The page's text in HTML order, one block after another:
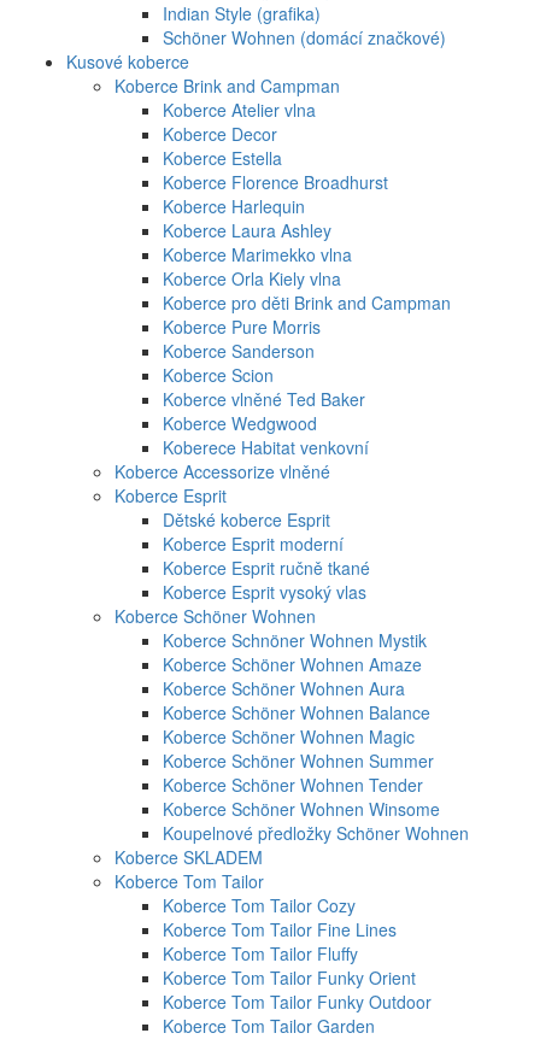
Indian Style (grafika)
Schöner Wohnen (domácí značkové)
Kusové koberce
Koberce Brink and Campman
Koberce Atelier vlna
Koberce Decor
Koberce Estella
Koberce Florence Broadhurst
Koberce Harlequin
Koberce Laura Ashley
Koberce Marimekko vlna
Koberce Orla Kiely vlna
Koberce pro děti Brink and Campman
Koberce Pure Morris
Koberce Sanderson
Koberce Scion
Koberce vlněné Ted Baker
Koberce Wedgwood
Koberece Habitat venkovní
Koberce Accessorize vlněné
Koberce Esprit
Dětské koberce Esprit
Koberce Esprit moderní
Koberce Esprit ručně tkané
Koberce Esprit vysoký vlas
Koberce Schöner Wohnen
Koberce Schnöner Wohnen Mystik
Koberce Schöner Wohnen Amaze
Koberce Schöner Wohnen Aura
Koberce Schöner Wohnen Balance
Koberce Schöner Wohnen Magic
Koberce Schöner Wohnen Summer
Koberce Schöner Wohnen Tender
Koberce Schöner Wohnen Winsome
Koupelnové předložky Schöner Wohnen
Koberce SKLADEM
Koberce Tom Tailor
Koberce Tom Tailor Cozy
Koberce Tom Tailor Fine Lines
Koberce Tom Tailor Fluffy
Koberce Tom Tailor Funky Orient
Koberce Tom Tailor Funky Outdoor
Koberce Tom Tailor Garden